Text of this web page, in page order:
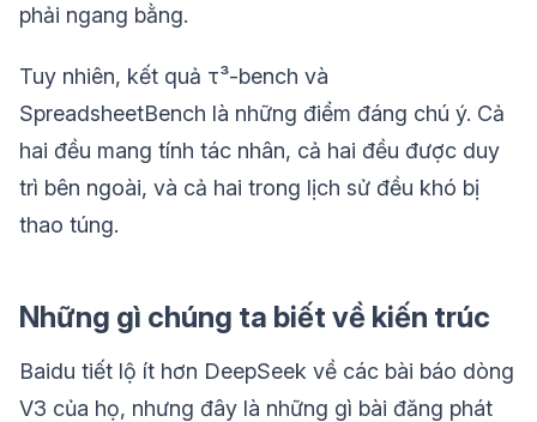
phải ngang bằng.
Tuy nhiên, kết quả τ³-bench và
SpreadsheetBench là những điểm đáng chú ý. Cả
hai đều mang tính tác nhân, cả hai đều được duy
trì bên ngoài, và cả hai trong lịch sử đều khó bị
thao túng.
Những gì chúng ta biết về kiến trúc
Baidu tiết lộ ít hơn DeepSeek về các bài báo dòng
V3 của họ, nhưng đây là những gì bài đăng phát